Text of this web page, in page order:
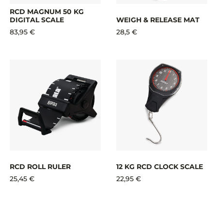
RCD MAGNUM 50 KG
DIGITAL SCALE
83,95 €
WEIGH & RELEASE MAT
28,5 €
RCD ROLL RULER
25,45 €
12 KG RCD CLOCK SCALE
22,95 €